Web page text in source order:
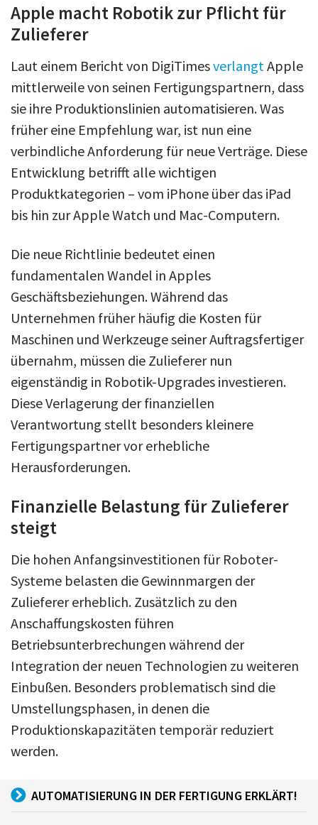
Apple macht Robotik zur Pflicht für
Zulieferer
Laut einem Bericht von DigiTimesverlangt Apple
mittlerweile von seinen Fertigungspartnern, dass
sie ihre Produktionslinien automatisieren. Was
früher eine Empfehlung war, ist nun eine
verbindliche Anforderung für neue Verträge. Diese
Entwicklung betrifft alle wichtigen
Produktkategorien – vom iPhone über das iPad
bis hin zur Apple Watch und Mac-Computern.
Die neue Richtlinie bedeutet einen
fundamentalen Wandel in Apples
Geschäftsbeziehungen. Während das
Unternehmen früher häufig die Kosten für
Maschinen und Werkzeuge seiner Auftragsfertiger
übernahm, müssen die Zulieferer nun
eigenständig in Robotik-Upgrades investieren.
Diese Verlagerung der finanziellen
Verantwortung stellt besonders kleinere
Fertigungspartner vor erhebliche
Herausforderungen.
Finanzielle Belastung für Zulieferer
steigt
Die hohen Anfangsinvestitionen für Roboter-
Systeme belasten die Gewinnmargen der
Zulieferer erheblich. Zusätzlich zu den
Anschaffungskosten führen
Betriebsunterbrechungen während der
Integration der neuen Technologien zu weiteren
Einbußen. Besonders problematisch sind die
Umstellungsphasen, in denen die
Produktionskapazitäten temporär reduziert
werden.
AUTOMATISIERUNG IN DER FERTIGUNG ERKLÄRT!